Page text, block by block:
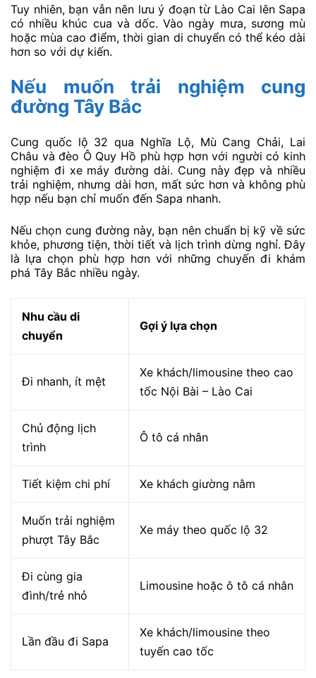
Tuy nhiên, bạn vẫn nên lưu ý đoạn từ Lào Cai lên Sapa
có nhiều khúc cua và dốc. Vào ngày mưa, sương mù
hoặc mùa cao điểm, thời gian di chuyển có thể kéo dài
hơn so với dự kiến.
Nếu muốn trải nghiệm cung
đường Tây Bắc
Cung quốc lộ 32 qua Nghĩa Lộ, Mù Cang Chải, Lai
Châu và đèo Ô Quy Hồ phù hợp hơn với người có kinh
nghiệm đi xe máy đường dài. Cung này đẹp và nhiều
trải nghiệm, nhưng dài hơn, mất sức hơn và không phù
hợp nếu bạn chỉ muốn đến Sapa nhanh.
Nếu chọn cung đường này, bạn nên chuẩn bị kỹ về sức
khỏe, phương tiện, thời tiết và lịch trình dừng nghỉ. Đây
là lựa chọn phù hợp hơn với những chuyến đi khám
phá Tây Bắc nhiều ngày.
Nhu cầu di
chuyển
Gợi ý lựa chọn
Đi nhanh, ít mệt
Xe khách/limousine theo cao
tốc Nội Bài – Lào Cai
Chủ động lịch
trình
Ô tô cá nhân
Tiết kiệm chi phí Xe khách giường nằm
Muốn trải nghiệm
phượt Tây Bắc
Xe máy theo quốc lộ 32
Đi cùng gia
đình/trẻ nhỏ
Limousine hoặc ô tô cá nhân
Lần đầu đi Sapa
Xe khách/limousine theo
tuyến cao tốc